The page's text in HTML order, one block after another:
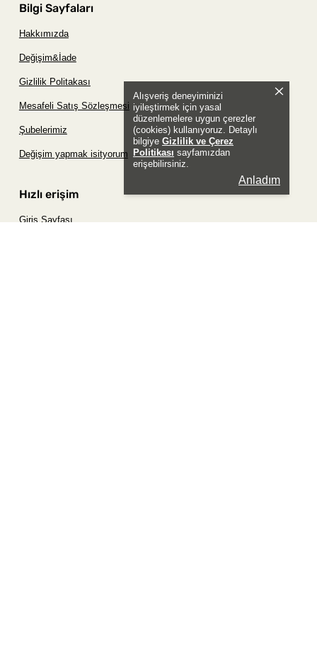
Alışveriş deneyiminizi
iyileştirmek için yasal
düzenlemelere uygun çerezler
(cookies) kullanıyoruz. Detaylı
bilgiye Gizlilik ve Çerez
Politikası sayfamızdan
erişebilirsiniz.
Anladım
Bilgi Sayfaları
Hakkımızda
Değişim&İade
Gizlilik Politakası
Mesafeli Satış Sözleşmesi
Şubelerimiz
Değişim yapmak isityorum
Hızlı erişim
Giriş Sayfası